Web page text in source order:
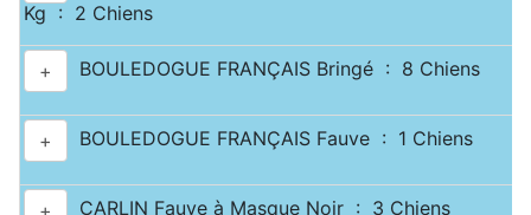
Kg : 2 Chiens
+ BOULEDOGUE FRANÇAIS Bringé : 8 Chiens
+ BOULEDOGUE FRANÇAIS Fauve : 1 Chiens
+ CARLIN Fauve à Masque Noir : 3 Chiens